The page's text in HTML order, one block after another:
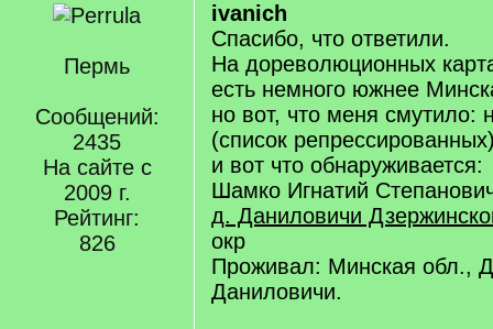
Пермь
Сообщений:
2435
На сайте с
2009 г.
Рейтинг:
826
ivanich
Спасибо, что ответили.
На дореволюционных
есть немного южнее
но вот, что меня смутило:
(список
и вот что обнаруживается:
Шамко Игнатий
д. Даниловичи
окр
Проживал: Минская обл.,
Даниловичи.